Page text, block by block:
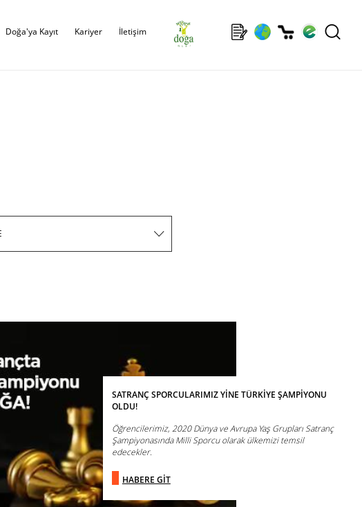
Doğa'ya Kayıt Kariyer İletişim
SATRANÇ SPORCULARIMIZ YİNE TÜRKİYE ŞAMPİYONU
OLDU!
Öğrencilerimiz, 2020 Dünya ve Avrupa Yaş Grupları Satranç
Şampiyonasında Milli Sporcu olarak ülkemizi temsil
edecekler.
HABERE GİT